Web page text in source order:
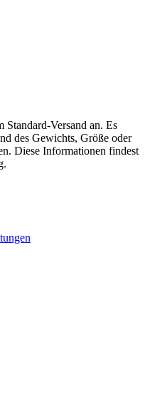
Versand an. Es
des Gewichts, Größe oder
Diese Informationen findest